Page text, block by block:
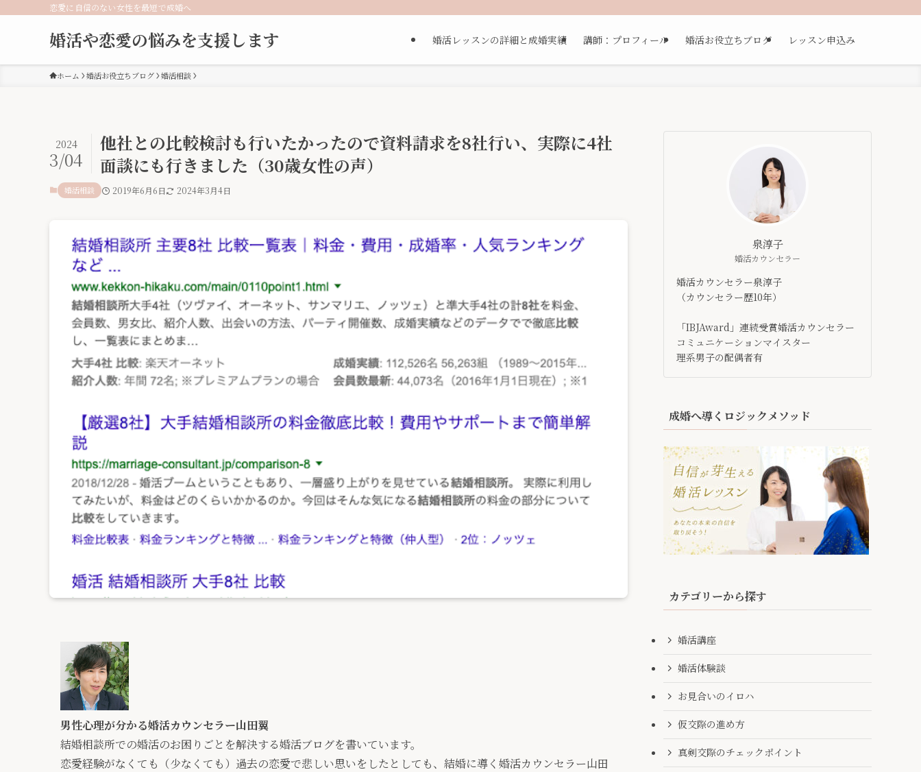
恋愛に自信のない女性を最短で成婚へ
婚活や恋愛の悩みを支援します 婚活レッスンの詳細と成婚実績 講師：プロフィール 婚活お役立ちブログ レッスン申込み
ホーム 婚活お役立ちブログ 婚活相談
他社との比較検討も行いたかったので資料請求を8社行い、実際に4社
面談にも行きました（30歳女性の声）
2024
3/04
婚活相談 2019年6月6日 2024年3月4日
男性心理が分かる婚活カウンセラー山田翼
結婚相談所での婚活のお困りごとを解決する婚活ブログを書いています。
恋愛経験がなくても（少なくても）過去の恋愛で悲しい思いをしたとしても、結婚に導く婚活カウンセラー山田
泉淳子
婚活カウンセラー
婚活カウンセラー泉淳子
（カウンセラー歴10年）
「IBJAward」連続受賞婚活カウンセラー
コミュニケーションマイスター
理系男子の配偶者有
成婚へ導くロジックメソッド
カテゴリーから探す
婚活講座
婚活体験談
お見合いのイロハ
仮交際の進め方
真剣交際のチェックポイント